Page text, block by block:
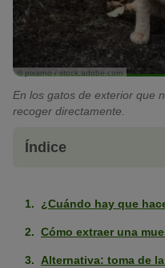
© pixarno / stock.adobe.com
En los gatos de exterior que
recoger directamente.
Índice
¿Cuándo hay que
Cómo extraer una
Alternativa: toma de